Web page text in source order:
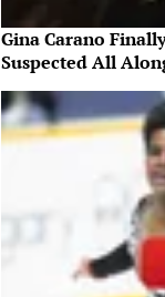
Gina Carano
Suspected All